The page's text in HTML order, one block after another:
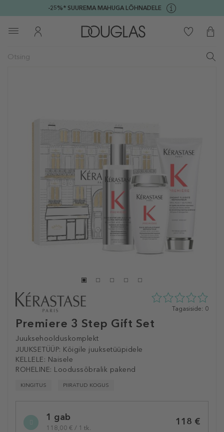
-25%* SUUREMA MAHUGA LÕHNADELE
Premiere 3 Step Gift Set
Juuksehoolduskomplekt
JUUKSETÜÜP: Kõigile juuksetüüpidele
KELLELE: Naisele
ROHELINE: Loodussõbralik pakend
KINGITUS PIIRATUD KOGUS
0
Tagasiside: 0
variation1 gab
118,00 € / 1 tk.
118 €